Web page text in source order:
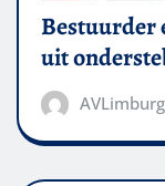
Bestuurder
uit
AVLimburg